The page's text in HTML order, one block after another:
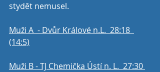
stydět nemusel.
Muži A  - Dvůr Králové n.L.  28:18
(14:5)
Muži B - TJ Chemička Ústí n. L.  27:30